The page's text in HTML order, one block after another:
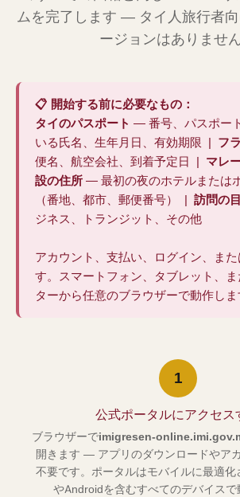
ムを完了します — タイ人旅行者
ージョンはありません
📋 開始する前に必要なもの：
タイのパスポート — 番号、パスポー
いる氏名、生年月日、有効期限 | フ
便名、航空会社、到着予定日 | マレ
設の住所 — 最初の夜のホテルまたは
（番地、都市、郵便番号） | 訪問の
ジネス、トランジット、その他
アカウント、支払い、ログイン、ま
す。スマートフォン、タブレット、
ターから任意のブラウザーで動作しま
1
公式ポータルにアクセス
ブラウザーでimigresen-
開きます — アプリのダウンロードやア
不要です。ポータルはモバイルに最適化
やAndroidを含むすべてのデバイスで